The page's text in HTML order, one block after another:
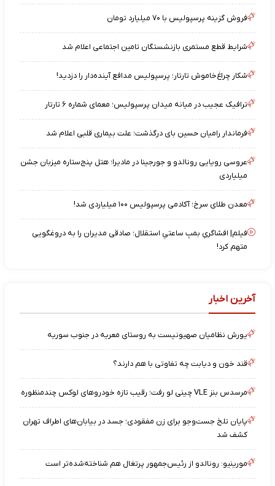
فروش گزینه پرسپولیس با ۷۰ میلیارد تومان
شرایط قطع مستمری بازنشستگان تامین اجتماعی اعلام شد
شکار چراغ‌خاموش تارتار؛ پرسپولیس مدافع آینده‌دار را دزدید!
ترافیک عجیب در میانه میدان پرسپولیس؛ معمای شماره ۶ تارتار
فرماندار رامیان حسین بای درگذشت؛ علت بیماری قلبی اعلام شد
عروسی رویایی رونالدو و جورجینا در مادیرا؛ هتل پنج‌ستاره میزبان جشن
میلیاردی
معدن طلای سرخ؛ آکادمی پرسپولیس ۱۰۰ میلیاردی شد!
فیلم| افشاگریِ بمبِ ساعتیِ استقلال؛ صادقی مدیران را به دروغگویی
متهم کرد!
آخرین اخبار
یورش نظامیان صهیونیست به روستای معریه در جنوب سوریه
قند خون و دیابت چه تفاوتی با هم دارند؟
مرسدس بنز VLE چینی لو رفت؛ رقیب تازه خودروهای لوکس چندمنظوره
پایان تلخ جست‌وجو برای زن مفقودی؛ جسد در بیابان‌های اطراف تهران
کشف شد
مورینیو: رونالدو از رئیس‌جمهور پرتغال هم شناخته‌شده‌تر است